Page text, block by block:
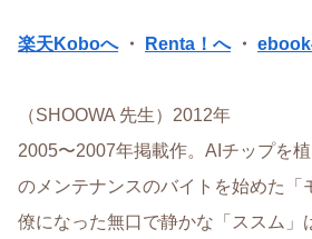
楽天Koboへ・ Renta！へ・
（SHOOWA 先生）2012年
2005〜2007年掲載作。AIチップを
のメンテナンスのバイトを始めた「
僚になった無口で静かな「ススム」